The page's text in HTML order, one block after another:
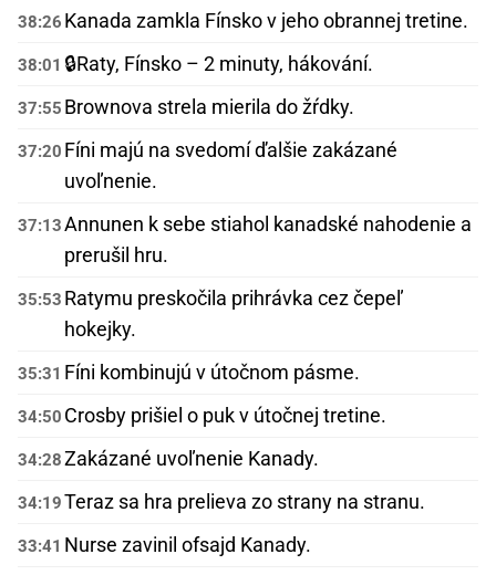
38:26 Kanada zamkla Fínsko v jeho obrannej tretine.
38:01 🔒Raty, Fínsko – 2 minuty, hákování.
37:55 Brownova strela mierila do žŕdky.
37:20 Fíni majú na svedomí ďalšie zakázané
uvoľnenie.
37:13Annunen k sebe stiahol kanadské nahodenie a
prerušil hru.
35:53 Ratymu preskočila prihrávka cez čepeľ
hokejky.
35:31 Fíni kombinujú v útočnom pásme.
34:50 Crosby prišiel o puk v útočnej tretine.
34:28Zakázané uvoľnenie Kanady.
34:19Teraz sa hra prelieva zo strany na stranu.
33:41 Nurse zavinil ofsajd Kanady.